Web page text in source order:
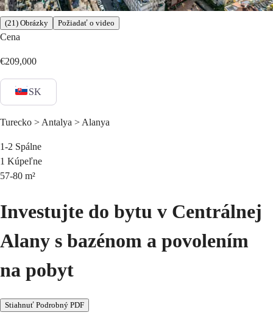
(21) Obrázky Požiadať o video
Cena
€209,000
SK
Turecko > Antalya > Alanya
1-2 Spálne
1 Kúpeľne
57-80 m²
Investujte do bytu v Centrálnej
Alany s bazénom a povolením
na pobyt
Stiahnuť Podrobný PDF